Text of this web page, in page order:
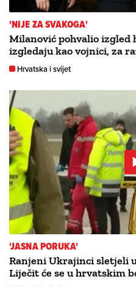
'NIJE ZA SVAKOGA'
Milanović pohvalio izgled
izgledaju kao vojnici, za
Hrvatska i svijet
'JASNA PORUKA'
Ranjeni Ukrajinci sletjeli
Liječit će se u hrvatskim